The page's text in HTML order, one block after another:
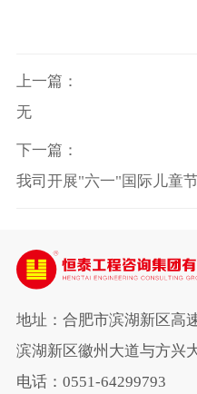
上一篇：
无
下一篇：
我司开展"六一"国际儿童
地址：合肥市滨湖新区高
滨湖新区徽州大道与方兴
电话：0551-64299793